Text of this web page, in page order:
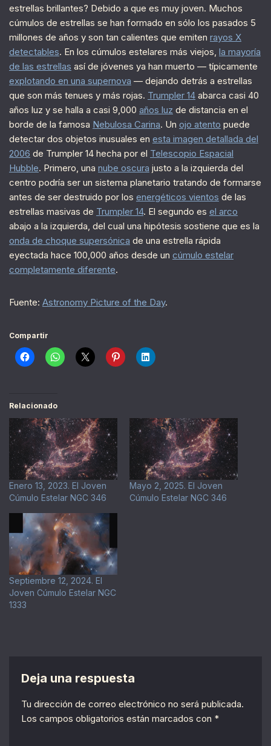
estrellas brillantes? Debido a que es muy joven. Muchos
cúmulos de estrellas se han formado en sólo los pasados 5
millones de años y son tan calientes que emiten rayos X
detectables. En los cúmulos estelares más viejos, la mayoría
de las estrellas así de jóvenes ya han muerto — típicamente
explotando en una supernova — dejando detrás a estrellas
que son más tenues y más rojas. Trumpler 14 abarca casi 40
años luz y se halla a casi 9,000 años luz de distancia en el
borde de la famosa Nebulosa Carina. Un ojo atento puede
detectar dos objetos inusuales en esta imagen detallada del
2006 de Trumpler 14 hecha por el Telescopio Espacial
Hubble. Primero, una nube oscura justo a la izquierda del
centro podría ser un sistema planetario tratando de formarse
antes de ser destruido por los energéticos vientos de las
estrellas masivas de Trumpler 14. El segundo es el arco
abajo a la izquierda, del cual una hipótesis sostiene que es la
onda de choque supersónica de una estrella rápida
eyectada hace 100,000 años desde un cúmulo estelar
completamente diferente.
Fuente: Astronomy Picture of the Day.
Compartir
Relacionado
Enero 13, 2023. El Joven
Cúmulo Estelar NGC 346
Mayo 2, 2025. El Joven
Cúmulo Estelar NGC 346
Septiembre 12, 2024. El
Joven Cúmulo Estelar NGC
1333
Deja una respuesta
Tu dirección de correo electrónico no será publicada.
Los campos obligatorios están marcados con *